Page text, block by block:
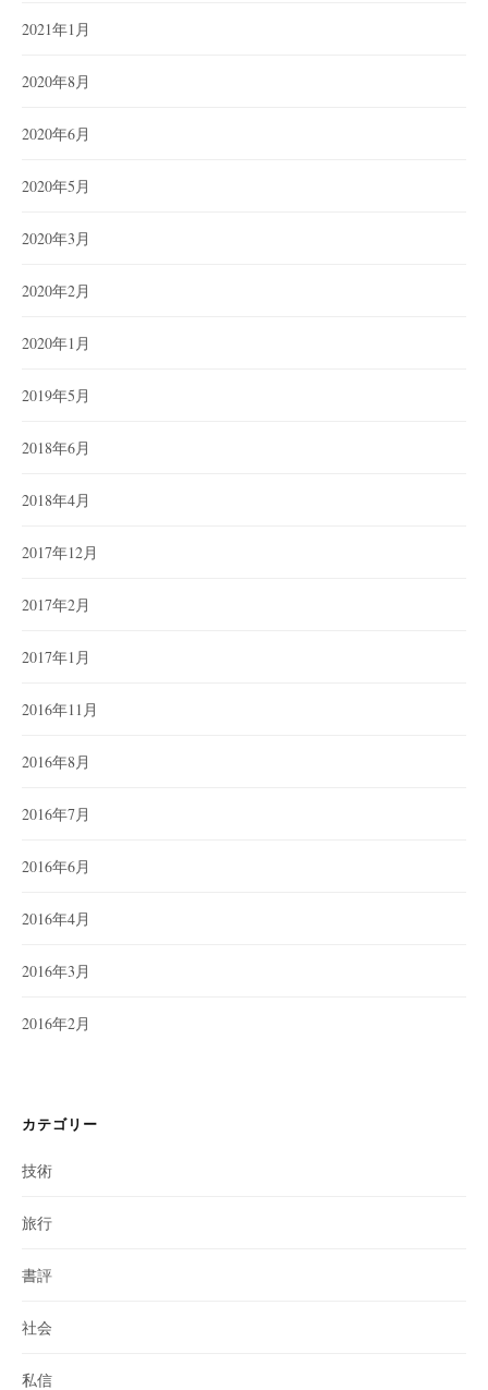
2021年1月
2020年8月
2020年6月
2020年5月
2020年3月
2020年2月
2020年1月
2019年5月
2018年6月
2018年4月
2017年12月
2017年2月
2017年1月
2016年11月
2016年8月
2016年7月
2016年6月
2016年4月
2016年3月
2016年2月
カテゴリー
技術
旅行
書評
社会
私信